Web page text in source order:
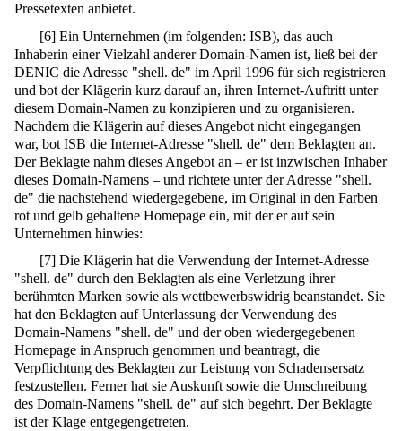
Pressetexten anbietet.
[6] Ein Unternehmen (im folgenden: ISB), das auch
Inhaberin einer Vielzahl anderer Domain-Namen ist, ließ bei der
DENIC die Adresse "shell. de" im April 1996 für sich registrieren
und bot der Klägerin kurz darauf an, ihren Internet-Auftritt unter
diesem Domain-Namen zu konzipieren und zu organisieren.
Nachdem die Klägerin auf dieses Angebot nicht eingegangen
war, bot ISB die Internet-Adresse "shell. de" dem Beklagten an.
Der Beklagte nahm dieses Angebot an – er ist inzwischen Inhaber
dieses Domain-Namens – und richtete unter der Adresse "shell.
de" die nachstehend wiedergegebene, im Original in den Farben
rot und gelb gehaltene Homepage ein, mit der er auf sein
Unternehmen hinwies:
[7] Die Klägerin hat die Verwendung der Internet-Adresse
"shell. de" durch den Beklagten als eine Verletzung ihrer
berühmten Marken sowie als wettbewerbswidrig beanstandet. Sie
hat den Beklagten auf Unterlassung der Verwendung des
Domain-Namens "shell. de" und der oben wiedergegebenen
Homepage in Anspruch genommen und beantragt, die
Verpflichtung des Beklagten zur Leistung von Schadensersatz
festzustellen. Ferner hat sie Auskunft sowie die Umschreibung
des Domain-Namens "shell. de" auf sich begehrt. Der Beklagte
ist der Klage entgegengetreten.